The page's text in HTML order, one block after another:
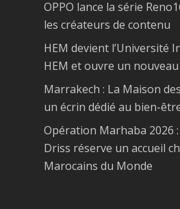
OPPO lance la série
les créateurs de contenu
HEM devient l’Université
HEM et ouvre un
Marrakech : La Maison
un écrin dédié au bien-
Opération Marhaba 2026
Driss réserve un accueil
Marocains du Monde